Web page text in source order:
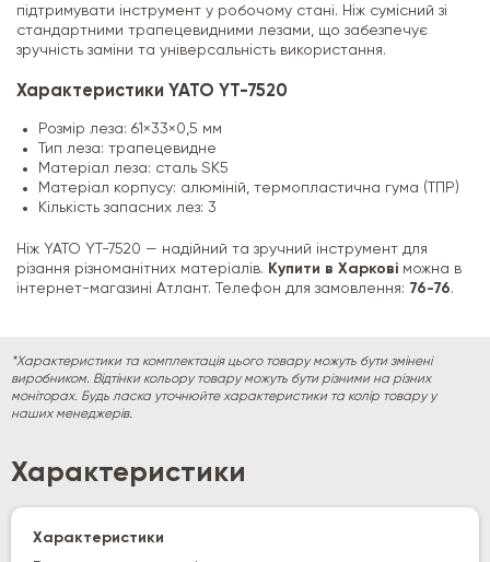
підтримувати інструмент у робочому стані. Ніж сумісний зі
стандартними трапецевидними лезами, що забезпечує
зручність заміни та універсальність використання.
Характеристики YATO YT-7520
Розмір леза: 61×33×0,5 мм
Тип леза: трапецевидне
Матеріал леза: сталь SK5
Матеріал корпусу: алюміній, термопластична гума (ТПР)
Кількість запасних лез: 3
Ніж YATO YT-7520 — надійний та зручний інструмент для
різання різноманітних матеріалів. Купити в Харкові можна в
інтернет-магазині Атлант. Телефон для замовлення: 76-76.
*Характеристики та комплектація цього товару можуть бути змінені
виробником. Відтінки кольору товару можуть бути різними на різних
моніторах. Будь ласка уточнюйте характеристики та колір товару у
наших менеджерів.
Характеристики
Характеристики